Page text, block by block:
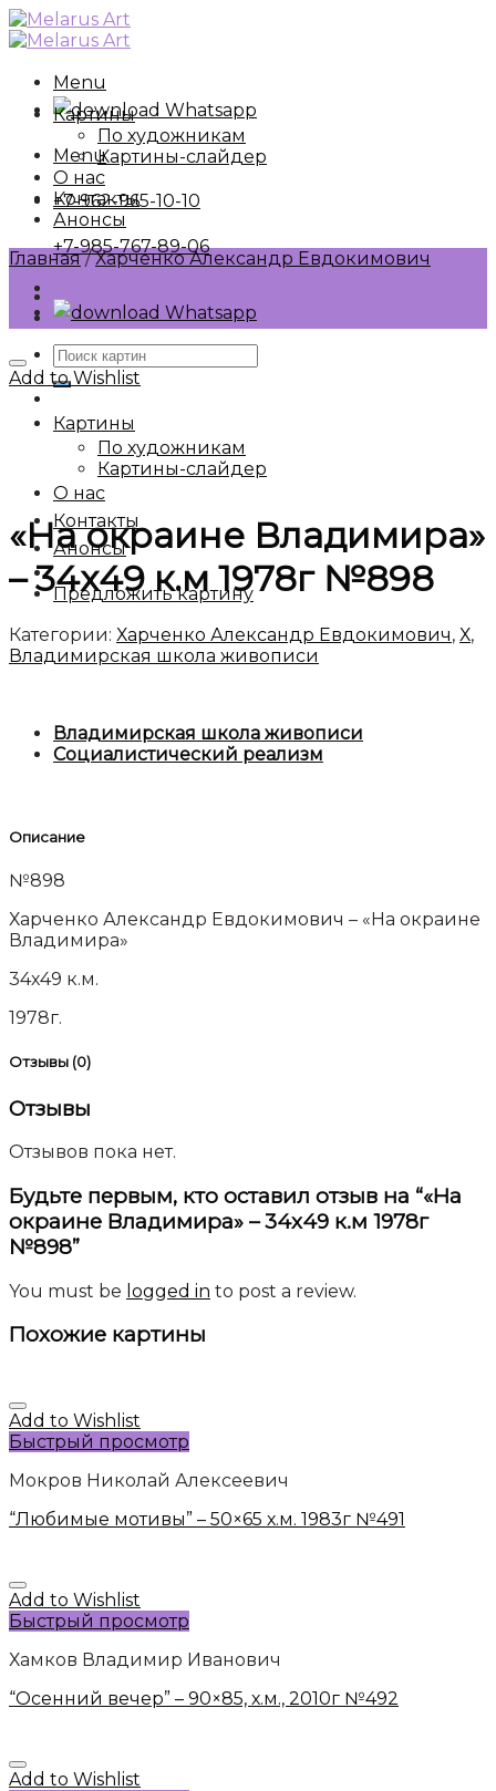
Skip
to
Menu
Whatsapp
Menu
+7-962-965-10-10
+7-985-767-89-06
Whatsapp
Искать:
Картины
По художникам
Картины-слайдер
О нас
Контакты
Анонсы
Предложить картину
Картины
По художникам
Картины-слайдер
О нас
Контакты
Анонсы
Главная / Харченко Александр Евдокимович
Add to Wishlist
«На окраине Владимира»
– 34х49 к.м 1978г №898
Категории: Харченко Александр Евдокимович, Х,
Владимирская школа живописи
Владимирская школа живописи
Социалистический реализм
Описание
№898
Харченко Александр Евдокимович – «На окраине
Владимира»
34х49 к.м.
1978г.
Отзывы (0)
Отзывы
Отзывов пока нет.
Будьте первым, кто оставил отзыв на “«На
окраине Владимира» – 34х49 к.м 1978г
№898”
You must be logged in to post a review.
Похожие картины
Add to Wishlist
Быстрый просмотр
Мокров Николай Алексеевич
“Любимые мотивы” – 50×65 х.м. 1983г №491
Add to Wishlist
Быстрый просмотр
Хамков Владимир Иванович
“Осенний вечер” – 90×85, х.м., 2010г №492
Add to Wishlist